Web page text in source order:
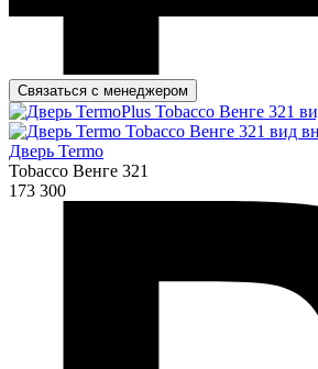
Связаться с менеджером
Дверь Termo
Tobacco Венге 321
173 300